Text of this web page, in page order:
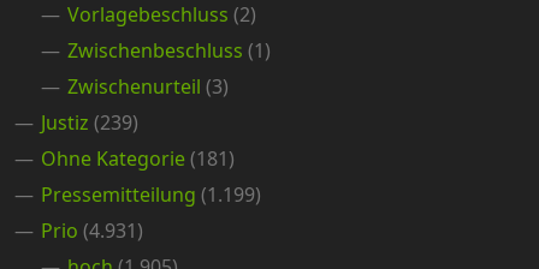
Vorlagebeschluss (2)
Zwischenbeschluss (1)
Zwischenurteil (3)
Justiz (239)
Ohne Kategorie(181)
Pressemitteilung (1.199)
Prio (4.931)